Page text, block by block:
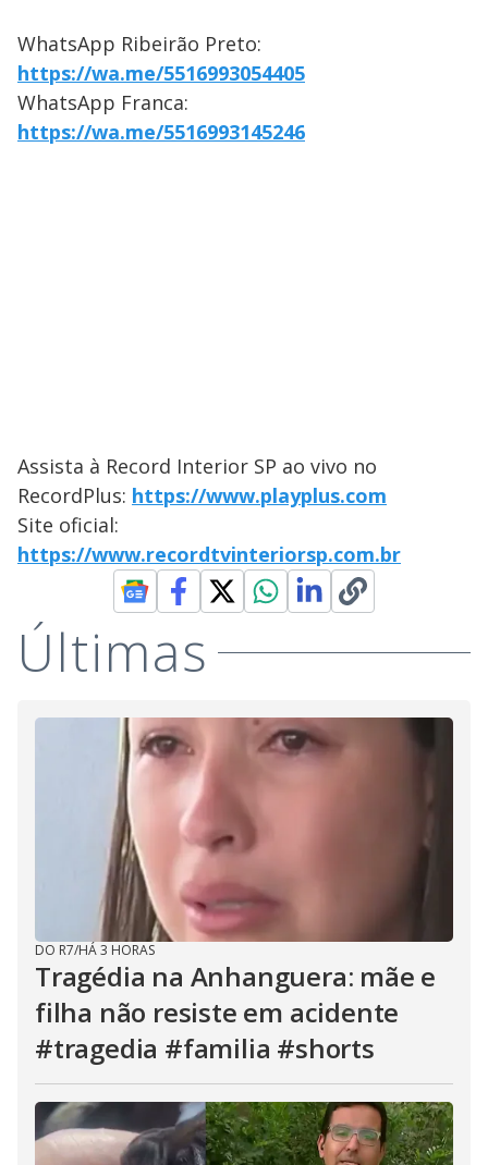
WhatsApp Ribeirão Preto:
https://wa.me/5516993054405
WhatsApp Franca:
https://wa.me/5516993145246
Assista à Record Interior SP ao vivo no
RecordPlus: https://www.playplus.com
Site oficial:
https://www.recordtvinteriorsp.com.br
Últimas
DO R7/HÁ 3 HORAS
Tragédia na Anhanguera: mãe e
filha não resiste em acidente
#tragedia #familia #shorts